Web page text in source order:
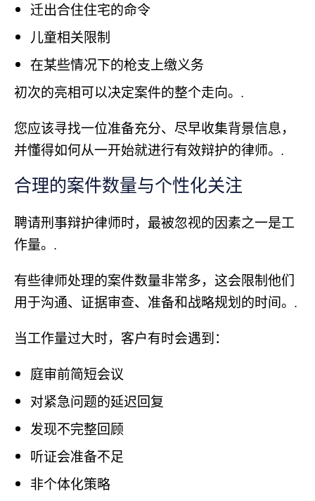
迁出合住住宅的命令
儿童相关限制
在某些情况下的枪支上缴义务
初次的亮相可以决定案件的整个走向。.
您应该寻找一位准备充分、尽早收集背景信息，
并懂得如何从一开始就进行有效辩护的律师。.
合理的案件数量与个性化关注
聘请刑事辩护律师时，最被忽视的因素之一是工
作量。.
有些律师处理的案件数量非常多，这会限制他们
用于沟通、证据审查、准备和战略规划的时间。.
当工作量过大时，客户有时会遇到：
庭审前简短会议
对紧急问题的延迟回复
发现不完整回顾
听证会准备不足
非个体化策略